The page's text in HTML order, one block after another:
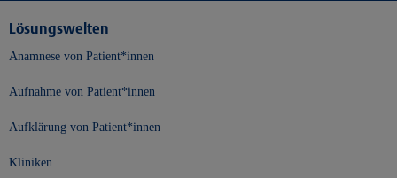
Lösungswelten
Anamnese von Patient*innen
Aufnahme von Patient*innen
Aufklärung von Patient*innen
Kliniken